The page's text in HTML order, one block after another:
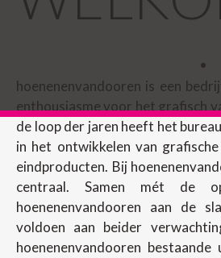
hoenenenvandooren is een
enthousiasme voor het grafisch
de loop der jaren heeft het
in het ontwikkelen van
eindproducten. Bij
centraal. Samen mét de
hoenenenvandooren aan de
voldoen aan beider
hoenenenvandooren